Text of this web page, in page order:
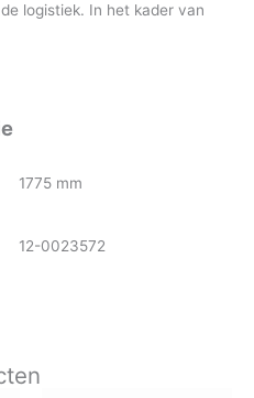
logistiek. In het kader van
1775 mm
12-0023572